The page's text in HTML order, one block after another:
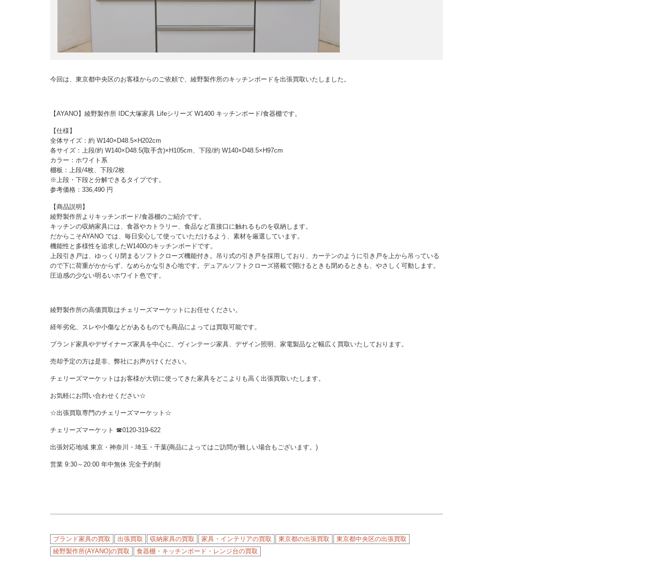
今回は、東京都中央区のお客様からのご依頼で、綾野製作所のキッチンボードを出張買取いたしました。
【AYANO】綾野製作所 IDC大塚家具 Lifeシリーズ W1400 キッチンボード/食器棚です。
【仕様】
全体サイズ：約 W140×D48.5×H202cm
各サイズ：上段/約 W140×D48.5(取手含)×H105cm、下段/約 W140×D48.5×H97cm
カラー：ホワイト系
棚板：上段/4枚、下段/2枚
※上段・下段と分解できるタイプです。
参考価格：336,490 円
【商品説明】
綾野製作所よりキッチンボード/食器棚のご紹介です。
キッチンの収納家具には、食器やカトラリー、食品など直接口に触れるものを収納します。
だからこそAYANO では、毎日安心して使っていただけるよう、素材を厳選しています。
機能性と多様性を追求したW1400のキッチンボードです。
上段引き戸は、ゆっくり閉まるソフトクローズ機能付き。吊り式の引き戸を採用しており、カーテンのように引き戸を上から吊っている
ので下に荷重がかからず、なめらかな引き心地です。デュアルソフトクローズ搭載で開けるときも閉めるときも、やさしく可動します。
圧迫感の少ない明るいホワイト色です。
綾野製作所の高価買取はチェリーズマーケットにお任せください。
経年劣化、スレや小傷などがあるものでも商品によっては買取可能です。
ブランド家具やデザイナーズ家具を中心に、ヴィンテージ家具、デザイン照明、家電製品など幅広く買取いたしております。
売却予定の方は是非、弊社にお声がけください。
チェリーズマーケットはお客様が大切に使ってきた家具をどこよりも高く出張買取いたします。
お気軽にお問い合わせください☆
☆出張買取専門のチェリーズマーケット☆
チェリーズマーケット ☎︎0120-319-622
出張対応地域 東京・神奈川・埼玉・千葉(商品によってはご訪問が難しい場合もございます。)
営業 9:30～20:00 年中無休 完全予約制
ブランド家具の買取 出張買取 収納家具の買取 家具・インテリアの買取 東京都の出張買取
東京都中央区の出張買取
綾野製作所(AYANO)の買取
食器棚・キッチンボード・レンジ台の買取